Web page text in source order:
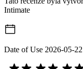
Intimate
Date of Use 2026-05-22